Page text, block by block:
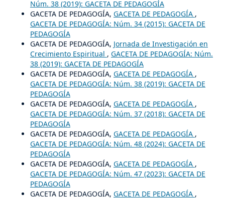
Núm. 38 (2019): GACETA DE PEDAGOGÍA
GACETA DE PEDAGOGÍA, GACETA DE PEDAGOGÍA ,
GACETA DE PEDAGOGÍA: Núm. 34 (2015): GACETA DE
PEDAGOGÍA
GACETA DE PEDAGOGÍA, Jornada de Investigación en
Crecimiento Espiritual , GACETA DE PEDAGOGÍA: Núm.
38 (2019): GACETA DE PEDAGOGÍA
GACETA DE PEDAGOGÍA, GACETA DE PEDAGOGÍA ,
GACETA DE PEDAGOGÍA: Núm. 38 (2019): GACETA DE
PEDAGOGÍA
GACETA DE PEDAGOGÍA, GACETA DE PEDAGOGÍA ,
GACETA DE PEDAGOGÍA: Núm. 37 (2018): GACETA DE
PEDAGOGÍA
GACETA DE PEDAGOGÍA, GACETA DE PEDAGOGÍA ,
GACETA DE PEDAGOGÍA: Núm. 48 (2024): GACETA DE
PEDAGOGÍA
GACETA DE PEDAGOGÍA, GACETA DE PEDAGOGÍA ,
GACETA DE PEDAGOGÍA: Núm. 47 (2023): GACETA DE
PEDAGOGÍA
GACETA DE PEDAGOGÍA, GACETA DE PEDAGOGÍA ,